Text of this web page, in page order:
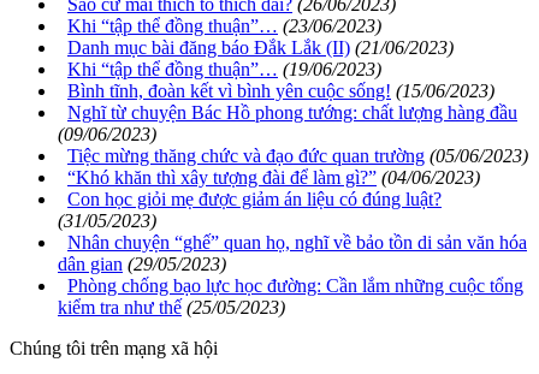
Khi “tập thể đồng thuận”… (23/06/2023)
Danh mục bài đăng báo Đắk Lắk (II) (21/06/2023)
Khi “tập thể đồng thuận”… (19/06/2023)
Bình tĩnh, đoàn kết vì bình yên cuộc sống! (15/06/2023)
Nghĩ từ chuyện Bác Hồ phong tướng: chất lượng hàng đầu
(09/06/2023)
Tiệc mừng thăng chức và đạo đức quan trường (05/06/2023)
“Khó khăn thì xây tượng đài để làm gì?” (04/06/2023)
Con học giỏi mẹ được giảm án liệu có đúng luật?
(31/05/2023)
Nhân chuyện “ghế” quan họ, nghĩ về bảo tồn di sản văn hóa
dân gian (29/05/2023)
Phòng chống bạo lực học đường: Cần lắm những cuộc tổng
kiểm tra như thế (25/05/2023)
Chúng tôi trên mạng xã hội